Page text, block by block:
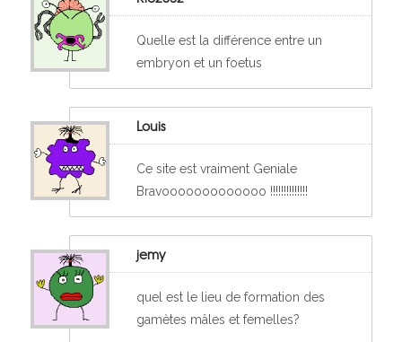
Quelle est la différence entre un
embryon et un foetus
Louis
Ce site est vraiment Geniale
Bravooooooooooooo !!!!!!!!!!!!!!
jemy
quel est le lieu de formation des
gamètes mâles et femelles?